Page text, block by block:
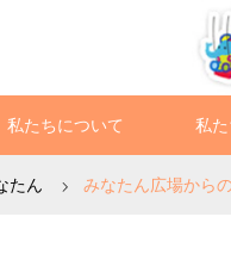
私たちについて 私
たん みなたん広場から